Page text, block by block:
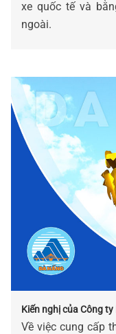
xe quốc tế và
ngoài.
Kiến nghị của Công
Về việc cung cấp